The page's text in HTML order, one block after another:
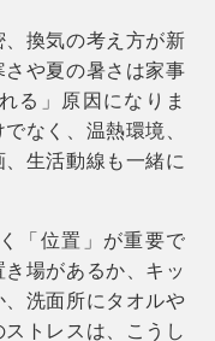
換気の考え方が新
や夏の暑さは家事
る」原因になりま
なく、 温熱環境、
生活動線 も一緒に
「位置」が重要で
場があるか、キッ
洗面所にタオルや
トレスは、こうし
時